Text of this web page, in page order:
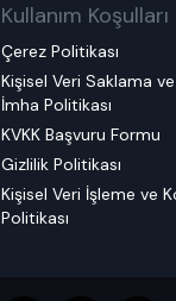
Kullanım Koşulları
Çerez Politikası
Kişisel Veri Saklama ve
İmha Politikası
KVKK Başvuru Formu
Gizlilik Politikası
Kişisel Veri İşleme ve
Politikası